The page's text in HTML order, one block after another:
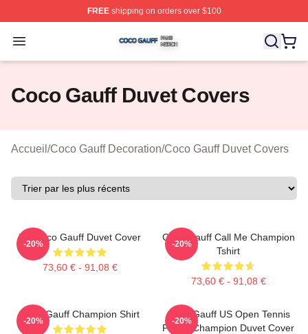
FREEshipping on orders over $100
Open menu
Coco Gauff Shop ⚡️ Officially Licensed Coco Gauff
Coco Gauff Duvet Covers
Accueil /Coco Gauff Decoration/Coco Gauff Duvet Covers
I'm Coco Gauff Duvet Cover
73,60 € - 91,08 €
-20%
Coco Gauff Call Me Champion
Tshirt
73,60 € - 91,08 €
-20%
Coco Gauff Champion Shirt
-20%
Coco Gauff US Open Tennis
Player Champion Duvet Cover
-20%